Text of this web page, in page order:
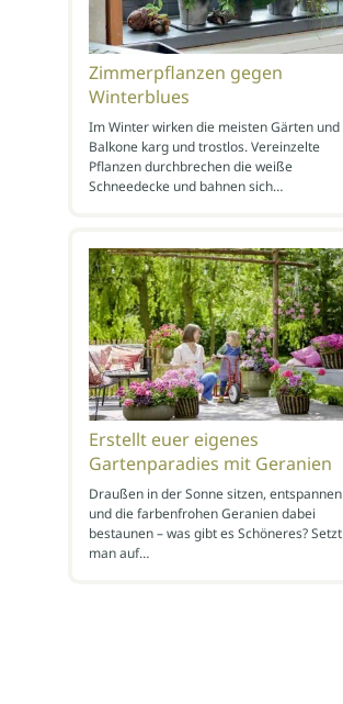
Zimmerpflanzen gegen
Winterblues
Im Winter wirken die meisten Gärten und
Balkone karg und trostlos. Vereinzelte
Pflanzen durchbrechen die weiße
Schneedecke und bahnen sich…
Erstellt euer eigenes
Gartenparadies mit Geranien
Draußen in der Sonne sitzen, entspannen
und die farbenfrohen Geranien dabei
bestaunen – was gibt es Schöneres? Setzt
man auf…